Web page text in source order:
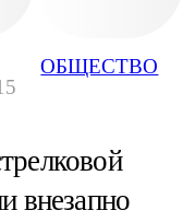
ОБЩЕСТВО
внезапно